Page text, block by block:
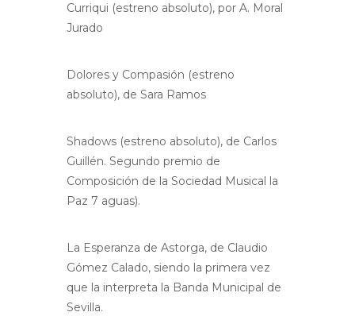
Curriqui (estreno absoluto), por A. Moral
Jurado
Dolores y Compasión (estreno
absoluto), de Sara Ramos
Shadows (estreno absoluto), de Carlos
Guillén. Segundo premio de
Composición de la Sociedad Musical la
Paz 7 aguas).
La Esperanza de Astorga, de Claudio
Gómez Calado, siendo la primera vez
que la interpreta la Banda Municipal de
Sevilla.